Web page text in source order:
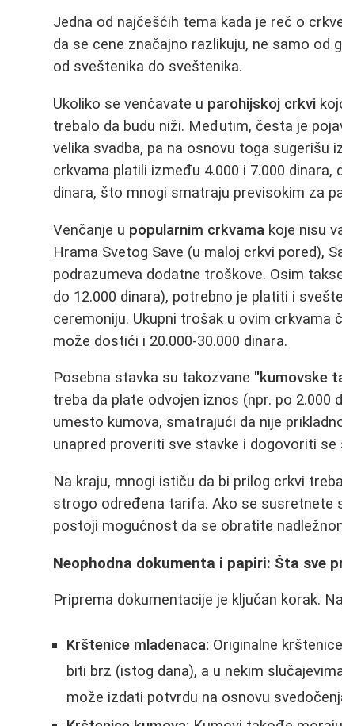
Jedna od najčešćih tema kada je reč o
da se cene značajno razlikuju, ne samo od
od sveštenika do sveštenika.
Ukoliko se venčavate u parohijskoj crkvi
trebalo da budu niži. Međutim, česta je
velika svadba, pa na osnovu toga sugerišu
crkvama platili između 4.000 i 7.000
dinara, što mnogi smatraju previsokim za
Venčanje u popularnim crkvama koje nisu
Hrama Svetog Save (u maloj crkvi pored),
podrazumeva dodatne troškove. Osim
do 12.000 dinara), potrebno je platiti i
ceremoniju. Ukupni trošak u ovim crkvama
može dostići i 20.000-30.000 dinara.
Posebna stavka su takozvane "kumovske
treba da plate odvojen iznos (npr. po 2.000
umesto kumova, smatrajući da nije
unapred proveriti sve stavke i dogovoriti se
Na kraju, mnogi ističu da bi prilog crkvi
strogo određena tarifa. Ako se susretnete
postoji mogućnost da se obratite
Neophodna dokumenta i papiri: Šta sve
Priprema dokumentacije je ključan korak.
Krštenice mladenaca: Originalne
biti brz (istog dana), a u nekim
može izdati potvrdu na osnovu